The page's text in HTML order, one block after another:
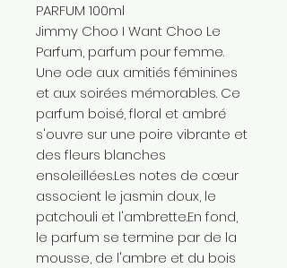
PARFUM 100ml
Jimmy Choo I Want Choo Le
Parfum, parfum pour femme.
Une ode aux amitiés féminines
et aux soirées mémorables. Ce
parfum boisé, floral et ambré
s'ouvre sur une poire vibrante et
des fleurs blanches
ensoleillées.Les notes de cœur
associent le jasmin doux, le
patchouli et l'ambrette.En fond,
le parfum se termine par de la
mousse, de l'ambre et du bois